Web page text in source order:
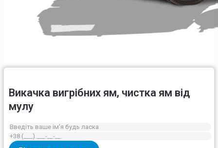
Викачка вигрібних ям, чистка ям від
мулу